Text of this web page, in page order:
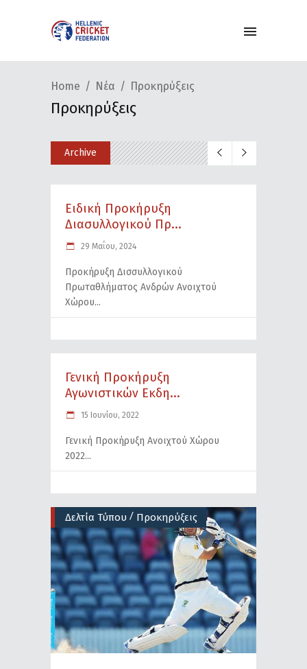
Home Νέα Προκηρύξεις
Προκηρύξεις
Archive
Ειδική Προκήρυξη
Διασυλλογικού Πρ...
29 Μαΐου, 2024
Προκήρυξη Δισσυλλογικού
Πρωταθλήματος Ανδρών Ανοιχτού
Χώρου
Γενική Προκήρυξη
Αγωνιστικών Εκδη...
15 Ιουνίου, 2022
Γενική Προκήρυξη Ανοιχτού Χώρου
2022
Δελτία Τύπου / Προκηρύξεις